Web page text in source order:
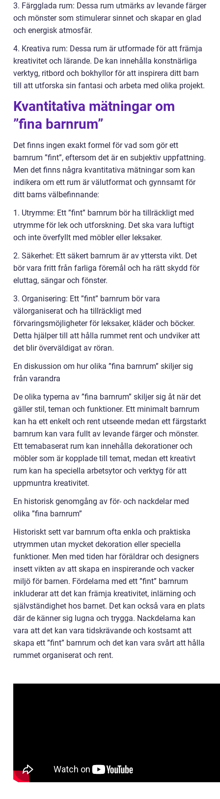
3. Färgglada rum: Dessa rum utmärks av levande färger
och mönster som stimulerar sinnet och skapar en glad
och energisk atmosfär.
4. Kreativa rum: Dessa rum är utformade för att främja
kreativitet och lärande. De kan innehålla konstnärliga
verktyg, ritbord och bokhyllor för att inspirera ditt barn
till att utforska sin fantasi och arbeta med olika projekt.
Kvantitativa mätningar om
”fina barnrum”
Det finns ingen exakt formel för vad som gör ett
barnrum ”fint”, eftersom det är en subjektiv uppfattning.
Men det finns några kvantitativa mätningar som kan
indikera om ett rum är välutformat och gynnsamt för
ditt barns välbefinnande:
1. Utrymme: Ett ”fint” barnrum bör ha tillräckligt med
utrymme för lek och utforskning. Det ska vara luftigt
och inte överfyllt med möbler eller leksaker.
2. Säkerhet: Ett säkert barnrum är av yttersta vikt. Det
bör vara fritt från farliga föremål och ha rätt skydd för
eluttag, sängar och fönster.
3. Organisering: Ett ”fint” barnrum bör vara
välorganiserat och ha tillräckligt med
förvaringsmöjligheter för leksaker, kläder och böcker.
Detta hjälper till att hålla rummet rent och undviker att
det blir överväldigat av röran.
En diskussion om hur olika ”fina barnrum” skiljer sig
från varandra
De olika typerna av ”fina barnrum” skiljer sig åt när det
gäller stil, teman och funktioner. Ett minimalt barnrum
kan ha ett enkelt och rent utseende medan ett färgstarkt
barnrum kan vara fullt av levande färger och mönster.
Ett temabaserat rum kan innehålla dekorationer och
möbler som är kopplade till temat, medan ett kreativt
rum kan ha speciella arbetsytor och verktyg för att
uppmuntra kreativitet.
En historisk genomgång av för- och nackdelar med
olika ”fina barnrum”
Historiskt sett var barnrum ofta enkla och praktiska
utrymmen utan mycket dekoration eller speciella
funktioner. Men med tiden har föräldrar och designers
insett vikten av att skapa en inspirerande och vacker
miljö för barnen. Fördelarna med ett ”fint” barnrum
inkluderar att det kan främja kreativitet, inlärning och
självständighet hos barnet. Det kan också vara en plats
där de känner sig lugna och trygga. Nackdelarna kan
vara att det kan vara tidskrävande och kostsamt att
skapa ett ”fint” barnrum och det kan vara svårt att hålla
rummet organiserat och rent.